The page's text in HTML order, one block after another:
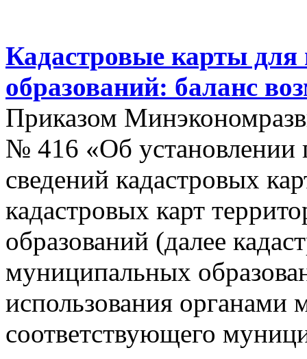
Кадастровые карты
образований: баланс
Приказом
№ 416 «Об установлении
сведений кадастровых
кадастровых карт
образований (далее
муниципальных
использования органами
соответствующего